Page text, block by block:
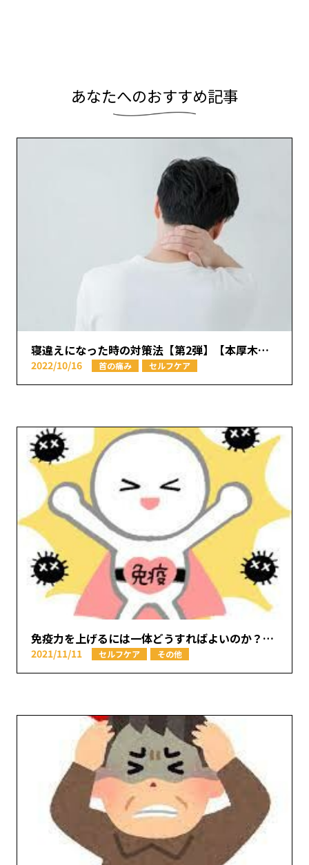
あなたへのおすすめ記事
寝違えになった時の対策法【第2弾】【本厚木駅で痛みの原因を取り除く あかつき整骨院】
2022/10/16 首の痛み セルフケア
免疫力を上げるには一体どうすればよいのか？【本厚木駅で痛みの原因を取り除く あかつき整骨院】
2021/11/11 セルフケア その他